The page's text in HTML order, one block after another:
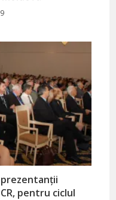
pentru ciclul